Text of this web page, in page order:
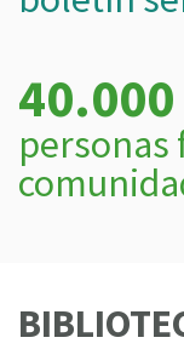
40.000
personas